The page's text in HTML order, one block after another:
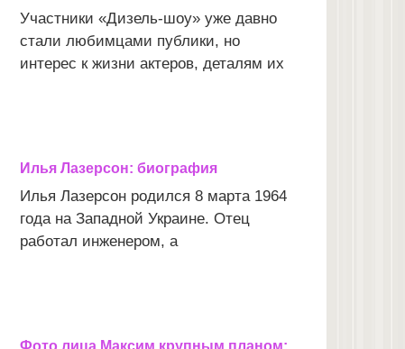
Участники «Дизель-шоу» уже давно
стали любимцами публики, но
интерес к жизни актеров, деталям их
Илья Лазерсон: биография
Илья Лазерсон родился 8 марта 1964
года на Западной Украине. Отец
работал инженером, а
Фото лица Максим крупным планом: